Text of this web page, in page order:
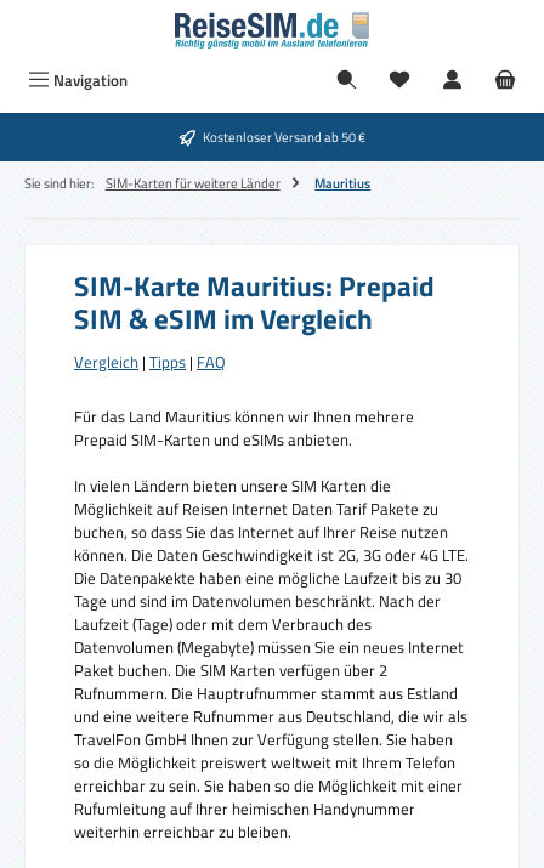
Zum Hauptinhalt springen
Navigation
Kostenloser Versand ab 50 €
Sie sind hier: SIM-Karten für weitere Länder Mauritius
SIM-Karte Mauritius: Prepaid
SIM & eSIM im Vergleich
Vergleich | Tipps | FAQ
Für das Land Mauritius können wir Ihnen mehrere
Prepaid SIM-Karten und eSIMs anbieten.
In vielen Ländern bieten unsere SIM Karten die
Möglichkeit auf Reisen Internet Daten Tarif Pakete zu
buchen, so dass Sie das Internet auf Ihrer Reise nutzen
können. Die Daten Geschwindigkeit ist 2G, 3G oder 4G LTE.
Die Datenpakekte haben eine mögliche Laufzeit bis zu 30
Tage und sind im Datenvolumen beschränkt. Nach der
Laufzeit (Tage) oder mit dem Verbrauch des
Datenvolumen (Megabyte) müssen Sie ein neues Internet
Paket buchen. Die SIM Karten verfügen über 2
Rufnummern. Die Hauptrufnummer stammt aus Estland
und eine weitere Rufnummer aus Deutschland, die wir als
TravelFon GmbH Ihnen zur Verfügung stellen. Sie haben
so die Möglichkeit preiswert weltweit mit Ihrem Telefon
erreichbar zu sein. Sie haben so die Möglichkeit mit einer
Rufumleitung auf Ihrer heimischen Handynummer
weiterhin erreichbar zu bleiben.